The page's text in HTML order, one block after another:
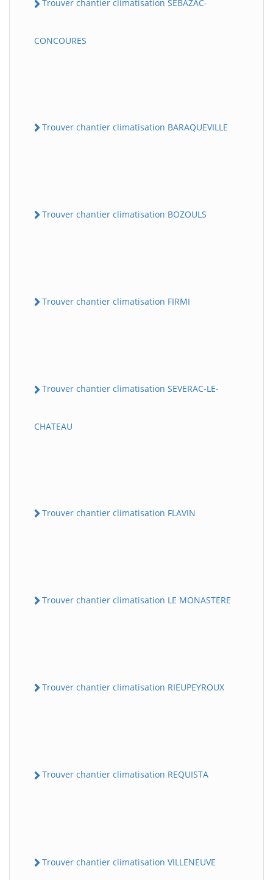
Trouver chantier climatisation SEBAZAC-
CONCOURES
Trouver chantier climatisation BARAQUEVILLE
Trouver chantier climatisation BOZOULS
Trouver chantier climatisation FIRMI
Trouver chantier climatisation SEVERAC-LE-
CHATEAU
Trouver chantier climatisation FLAVIN
Trouver chantier climatisation LE MONASTERE
Trouver chantier climatisation RIEUPEYROUX
Trouver chantier climatisation REQUISTA
Trouver chantier climatisation VILLENEUVE